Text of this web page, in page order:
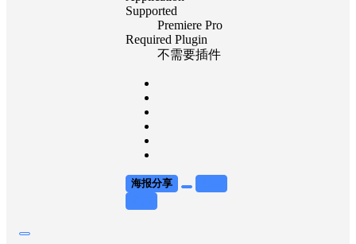
Supported
Premiere Pro
Required Plugin
不需要插件
海报分享